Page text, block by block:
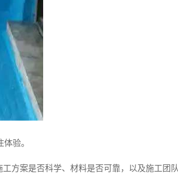
验。
方案是否科学、材料是否可靠，以及施工团